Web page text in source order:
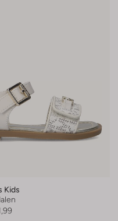
Kids